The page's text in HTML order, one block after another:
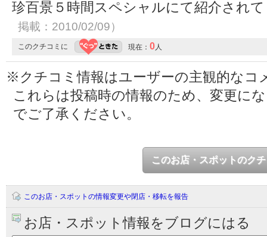
珍百景５時間スペシャルにて紹介され
掲載：2010/02/09）
このクチコミに 現在： 0人
※クチコミ情報はユーザーの主観的なコ
これらは投稿時の情報のため、変更に
でご了承ください。
このお店・スポットのク
このお店・スポットの情報変更や閉店・移転を報告
お店・スポット情報をブログにはる